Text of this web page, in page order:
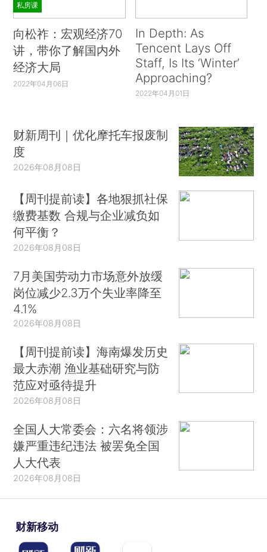
私房课
向松祚：宏观经济70
讲，带你了解国内外
经济大局
2022年04月06日
In Depth: As
Tencent Lays Off
Staff, Is Its ‘Winter’
Approaching?
2022年04月01日
财新周刊｜优化摩托车报废制
度
2026年08月08日
【周刊提前读】各地狠抓社保
缴费基数 合规与企业减负如
何平衡？
2026年08月08日
7月美国劳动力市场意外放缓
岗位减少2.3万个失业率降至
4.1%
2026年08月08日
【周刊提前读】海南爆发历史
最大赤潮 渔业基础研究与防
范应对亟待提升
2026年08月08日
全国人大常委会：六名将领涉
嫌严重违纪违法 被罢免全国
人大代表
2026年08月08日
财新移动